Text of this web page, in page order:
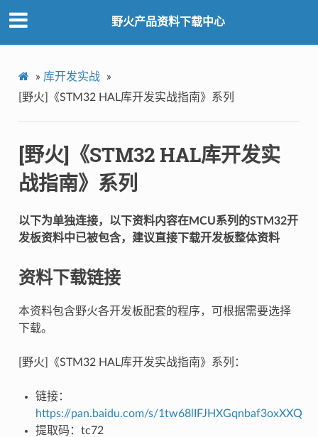
野火产品资料下载中心
» 库开发实战
»
[野火]《STM32 HAL库开发实战指南》系列
[野火]《STM32 HAL库开发实
战指南》系列
以下为单独连接，以下资料内容在MCU系列的STM32开
发板资料中已被包含，建议直接下载开发板整体资料
资料下载链接
本资料包含野火各开发板配套的程序，可根据需要选择
下载。
[野火]《STM32 HAL库开发实战指南》系列：
链接：
https://pan.baidu.com/s/1tw68lIFJHXGqnbaf3oxXXQ
提取码：tc72